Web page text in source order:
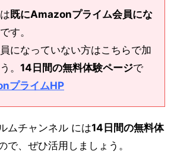
既にAmazonプライム会員にな
です。
になっていない方はこちらで加
。 14日間の無料体験ページで
プライムHP
ムチャンネル には14日間の無料体
で、ぜひ活用しましょう。